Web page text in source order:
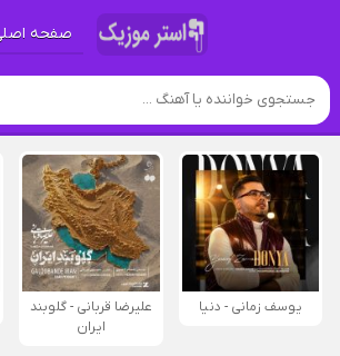
صفحه
یوسف زمانی - دنیا
علیرضا قربانی - گلوبند
ایران